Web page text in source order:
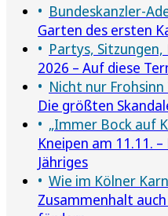
Bundeskanzler-
Garten des ersten
Partys, Sitzungen,
2026 – Auf diese
Nicht nur Frohsinn
Die größten
„Immer Bock auf
Kneipen am 11.11.
Jähriges
Wie im Kölner
Zusammenhalt